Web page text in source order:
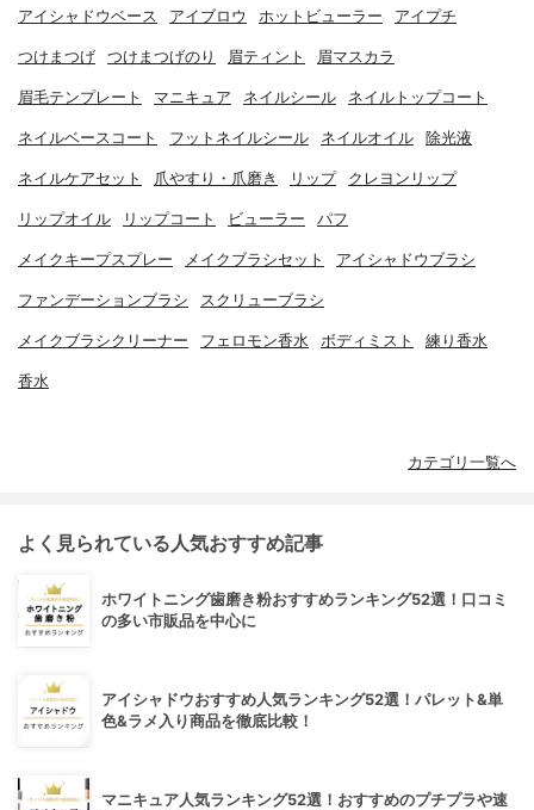
アイシャドウベース アイブロウ ホットビューラー アイプチ
つけまつげ つけまつげのり 眉ティント 眉マスカラ
眉毛テンプレート マニキュア ネイルシール ネイルトップコート
ネイルベースコート フットネイルシール ネイルオイル 除光液
ネイルケアセット 爪やすり・爪磨き リップ クレヨンリップ
リップオイル リップコート ビューラー パフ
メイクキープスプレー メイクブラシセット アイシャドウブラシ
ファンデーションブラシ スクリューブラシ
メイクブラシクリーナー フェロモン香水 ボディミスト 練り香水
香水
カテゴリ一覧へ
よく見られている人気おすすめ記事
ホワイトニング歯磨き粉おすすめランキング52選！口コミ
の多い市販品を中心に
アイシャドウおすすめ人気ランキング52選！パレット&単
色&ラメ入り商品を徹底比較！
マニキュア人気ランキング52選！おすすめのプチプラや速